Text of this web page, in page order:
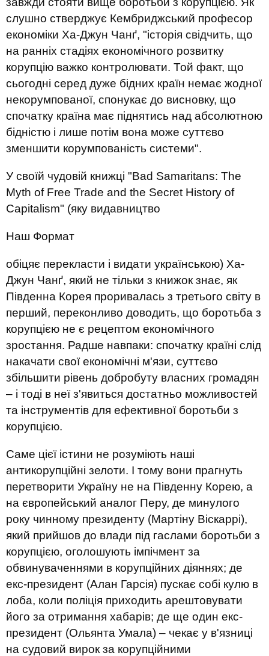
слушно стверджує Кембриджський професор
економіки Ха-Джун Чанґ, "історія свідчить, що
на ранніх стадіях економічного розвитку
корупцію важко контролювати. Той факт, що
сьогодні серед дуже бідних країн немає жодної
некорумпованої, спонукає до висновку, що
спочатку країна має піднятись над абсолютною
бідністю і лише потім вона може суттєво
зменшити корумпованість системи".
У своїй чудовій книжці "Bad Samaritans: The
Myth of Free Trade and the Secret History of
Capitalism" (яку видавництво
Наш Формат
обіцяє перекласти і видати українською) Ха-
Джун Чанґ, який не тільки з книжок знає, як
Південна Корея проривалась з третього світу в
перший, переконливо доводить, що боротьба з
корупцією не є рецептом економічного
зростання. Радше навпаки: спочатку країні слід
накачати свої економічні м'язи, суттєво
збільшити рівень добробуту власних громадян
– і тоді в неї з'явиться достатньо можливостей
та інструментів для ефективної боротьби з
корупцією.
Саме цієї істини не розуміють наші
антикорупційні зелоти. І тому вони прагнуть
перетворити Україну не на Південну Корею, а
на європейський аналог Перу, де минулого
року чинному президенту (Мартіну Віскаррі),
який прийшов до влади під гаслами боротьби з
корупцією, оголошують імпічмент за
обвинуваченнями в корупційних діяннях; де
екс-президент (Алан Гарсія) пускає собі кулю в
лоба, коли поліція приходить арештовувати
його за отримання хабарів; де ще один екс-
президент (Ольянта Умала) – чекає у в'язниці
на судовий вирок за корупційними